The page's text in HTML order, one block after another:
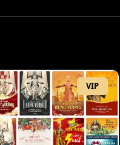
VIP